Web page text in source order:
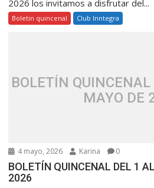
2026 los invitamos a disfrutar del...
Boletin quincenal Club Inntegra
BOLETÍN
MAYO DE
4 mayo, 2026 Karina 0
BOLETÍN QUINCENAL DEL 1
2026